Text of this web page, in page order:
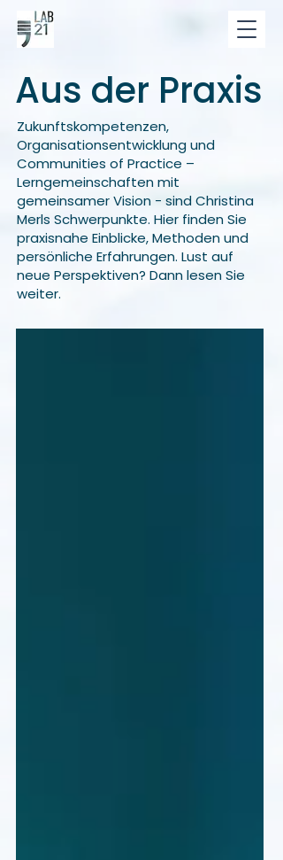
Aus der Praxis
Zukunftskompetenzen,
Organisationsentwicklung und
Communities of Practice –
Lerngemeinschaften mit
gemeinsamer Vision - sind Christina
Merls Schwerpunkte. Hier finden Sie
praxisnahe Einblicke, Methoden und
persönliche Erfahrungen. Lust auf
neue Perspektiven? Dann lesen Sie
weiter.